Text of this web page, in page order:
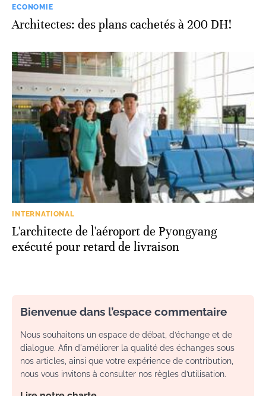
ECONOMIE
Architectes: des plans cachetés à 200 DH!
INTERNATIONAL
L'architecte de l'aéroport de Pyongyang
exécuté pour retard de livraison
Bienvenue dans l’espace commentaire
Nous souhaitons un espace de débat, d’échange et de
dialogue. Afin d'améliorer la qualité des échanges sous
nos articles, ainsi que votre expérience de contribution,
nous vous invitons à consulter nos règles d’utilisation.